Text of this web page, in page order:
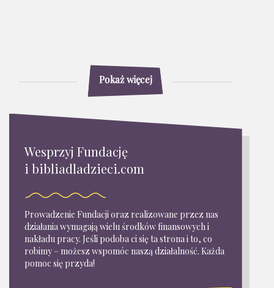
Pokaż więcej
Wesprzyj Fundację
i bibliadladzieci.com
Prowadzenie Fundacji oraz realizowane przez nas
działania wymagają wielu środków finansowych i
nakładu pracy. Jeśli podoba ci się ta strona i to, co
robimy – możesz wspomóc naszą działalność. Każda
pomoc się przyda!